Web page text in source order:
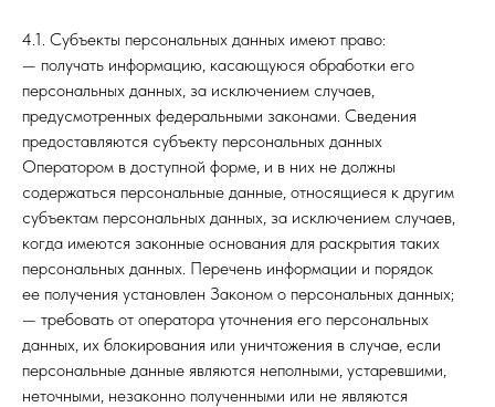
4.1. Субъекты персональных данных имеют право:
— получать информацию, касающуюся обработки его
персональных данных, за исключением случаев,
предусмотренных федеральными законами. Сведения
предоставляются субъекту персональных данных
Оператором в доступной форме, и в них не должны
содержаться персональные данные, относящиеся к другим
субъектам персональных данных, за исключением случаев,
когда имеются законные основания для раскрытия таких
персональных данных. Перечень информации и порядок
ее получения установлен Законом о персональных данных;
— требовать от оператора уточнения его персональных
данных, их блокирования или уничтожения в случае, если
персональные данные являются неполными, устаревшими,
неточными, незаконно полученными или не являются